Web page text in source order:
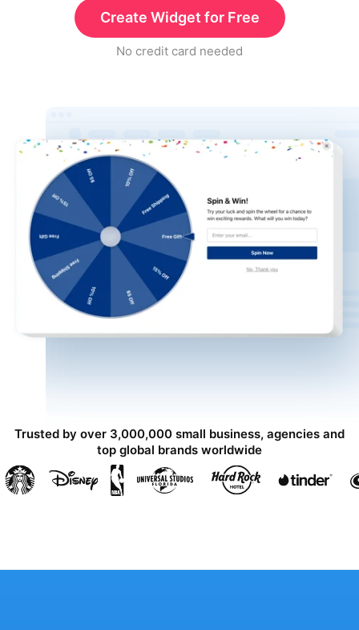
Create Widget for Free
No credit card needed
Trusted by over 3,000,000 small business, agencies and
top global brands worldwide